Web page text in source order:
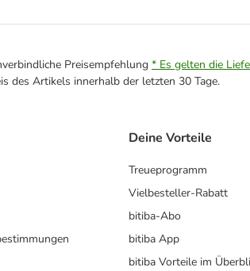
Preisempfehlung * Es gelten die
des Artikels innerhalb der letzten 30 Tage.
Deine Vorteile
Treueprogramm
Vielbesteller-Rabatt
bitiba-Abo
bitiba App
bitiba Vorteile im